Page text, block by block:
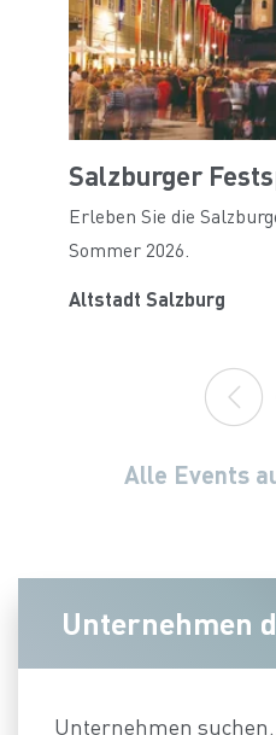
Salzburger
Erleben Sie die
Sommer 2026.
Altstadt Salzburg
Alle Events
Unternehmen
Unternehmen suchen